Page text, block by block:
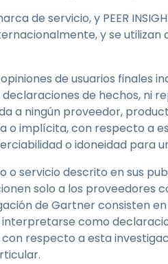
de servicio, y PEER
y se
de usuarios finales
de hechos, ni
a ningún proveedor,
o implícita, con respecto a
o idoneidad para
servicio descrito en sus
solo a los proveedores
de Gartner consisten
como
respecto a esta